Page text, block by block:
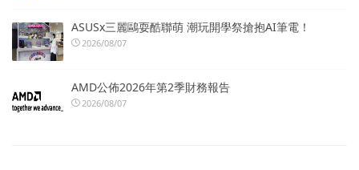
ASUSx三麗鷗耍酷聯萌 潮玩開學祭搶抱AI筆電！
2026/08/07
AMD公佈2026年第2季財務報告
2026/08/07